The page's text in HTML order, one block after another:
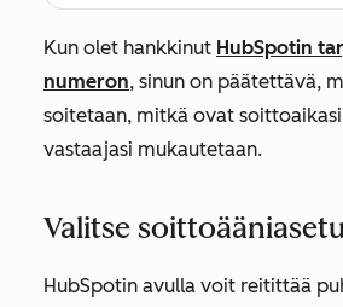
Kun olet hankkinut HubSpotin
numeron, sinun on päätettävä,
soitetaan, mitkä ovat
vastaajasi mukautetaan.
Valitse
HubSpotin avulla voit reitittää